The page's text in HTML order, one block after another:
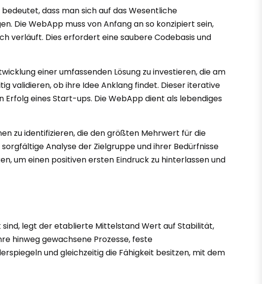
dass man sich auf das Wesentliche
Die WebApp muss von Anfang an so konzipiert sein,
verläuft. Dies erfordert eine saubere Codebasis und
einer umfassenden Lösung zu investieren, die am
validieren, ob ihre Idee Anklang findet. Dieser iterative
Erfolg eines Start-ups. Die WebApp dient als lebendiges
zu identifizieren, die den größten Mehrwert für die
Analyse der Zielgruppe und ihrer Bedürfnisse
um einen positiven ersten Eindruck zu hinterlassen und
legt der etablierte Mittelstand Wert auf Stabilität,
hinweg gewachsene Prozesse, feste
und gleichzeitig die Fähigkeit besitzen, mit dem